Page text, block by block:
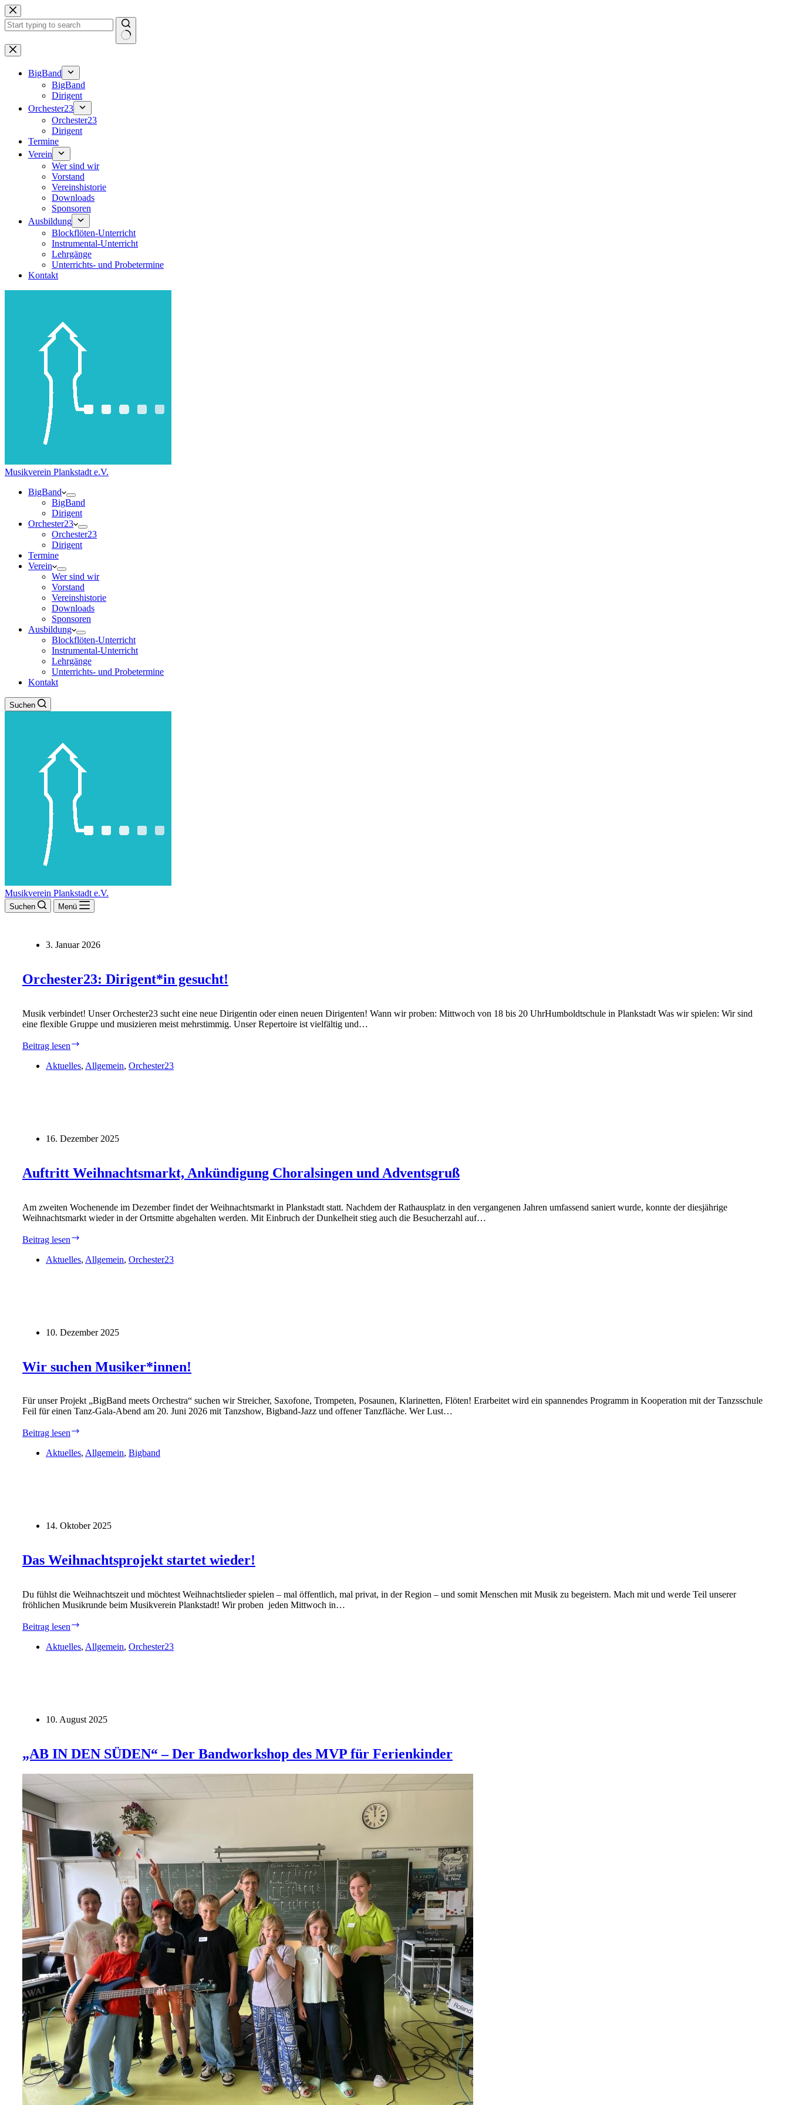
Zum
Inhalt
springen
Keine
Ergebnisse
BigBand
BigBand
Dirigent
Orchester23
Orchester23
Dirigent
Termine
Verein
Wer sind wir
Vorstand
Vereinshistorie
Downloads
Sponsoren
Ausbildung
Blockflöten-Unterricht
Instrumental-Unterricht
Lehrgänge
Unterrichts- und Probetermine
Kontakt
Musikverein Plankstadt e.V.
BigBand
BigBand
Dirigent
Orchester23
Orchester23
Dirigent
Termine
Verein
Wer sind wir
Vorstand
Vereinshistorie
Downloads
Sponsoren
Ausbildung
Blockflöten-Unterricht
Instrumental-Unterricht
Lehrgänge
Unterrichts- und Probetermine
Kontakt
Suchen
Musikverein Plankstadt e.V.
Suchen Menü
3. Januar 2026
Orchester23: Dirigent*in gesucht!
Musik verbindet! Unser Orchester23 sucht eine neue Dirigentin oder einen neuen Dirigenten! Wann wir proben: Mittwoch von 18 bis 20 UhrHumboldtschule in Plankstadt Was wir spielen: Wir sind
eine flexible Gruppe und musizieren meist mehrstimmig. Unser Repertoire ist vielfältig und…
Beitrag lesen
gesucht!
Aktuelles, Allgemein, Orchester23
16. Dezember 2025
Auftritt Weihnachtsmarkt, Ankündigung Choralsingen und Adventsgruß
Am zweiten Wochenende im Dezember findet der Weihnachtsmarkt in Plankstadt statt. Nachdem der Rathausplatz in den vergangenen Jahren umfassend saniert wurde, konnte der diesjährige
Weihnachtsmarkt wieder in der Ortsmitte abgehalten werden. Mit Einbruch der Dunkelheit stieg auch die Besucherzahl auf…
Beitrag lesen
Ankündigung
Aktuelles, Allgemein, Orchester23
10. Dezember 2025
Wir suchen Musiker*innen!
Für unser Projekt „BigBand meets Orchestra“ suchen wir Streicher, Saxofone, Trompeten, Posaunen, Klarinetten, Flöten! Erarbeitet wird ein spannendes Programm in Kooperation mit der Tanzsschule
Feil für einen Tanz-Gala-Abend am 20. Juni 2026 mit Tanzshow, Bigband-Jazz und offener Tanzfläche. Wer Lust…
Beitrag lesen
Musiker*innen!
Aktuelles, Allgemein, Bigband
14. Oktober 2025
Das Weihnachtsprojekt startet wieder!
Du fühlst die Weihnachtszeit und möchtest Weihnachtslieder spielen – mal öffentlich, mal privat, in der Region – und somit Menschen mit Musik zu begeistern. Mach mit und werde Teil unserer
fröhlichen Musikrunde beim Musikverein Plankstadt! Wir proben jeden Mittwoch in…
Beitrag lesen
startet
Aktuelles, Allgemein, Orchester23
10. August 2025
„AB IN DEN SÜDEN“ – Der Bandworkshop des MVP für Ferienkinder